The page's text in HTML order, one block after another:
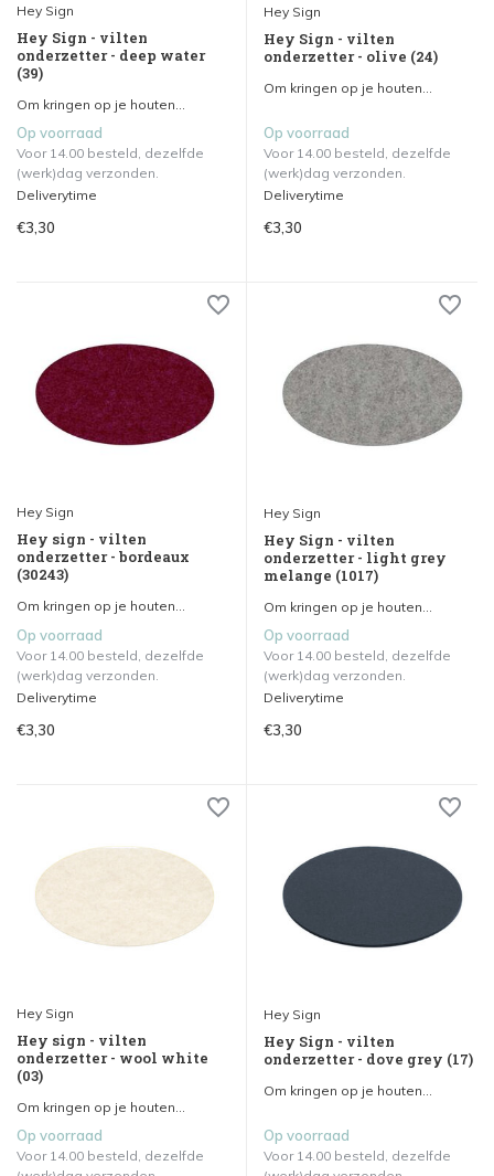
Hey Sign
Hey Sign - vilten
onderzetter - deep water
(39)
Om kringen op je houten...
Op voorraad
Voor 14.00 besteld, dezelfde
(werk)dag verzonden.
Deliverytime
€3,30
Hey Sign
Hey Sign - vilten
onderzetter - olive (24)
Om kringen op je houten...
Op voorraad
Voor 14.00 besteld, dezelfde
(werk)dag verzonden.
Deliverytime
€3,30
Hey Sign
Hey sign - vilten
onderzetter - bordeaux
(30243)
Om kringen op je houten...
Op voorraad
Voor 14.00 besteld, dezelfde
(werk)dag verzonden.
Deliverytime
€3,30
Hey Sign
Hey Sign - vilten
onderzetter - light grey
melange (1017)
Om kringen op je houten...
Op voorraad
Voor 14.00 besteld, dezelfde
(werk)dag verzonden.
Deliverytime
€3,30
Hey Sign
Hey sign - vilten
onderzetter - wool white
(03)
Om kringen op je houten...
Op voorraad
Voor 14.00 besteld, dezelfde
Hey Sign
Hey Sign - vilten
onderzetter - dove grey (17)
Om kringen op je houten...
Op voorraad
Voor 14.00 besteld, dezelfde